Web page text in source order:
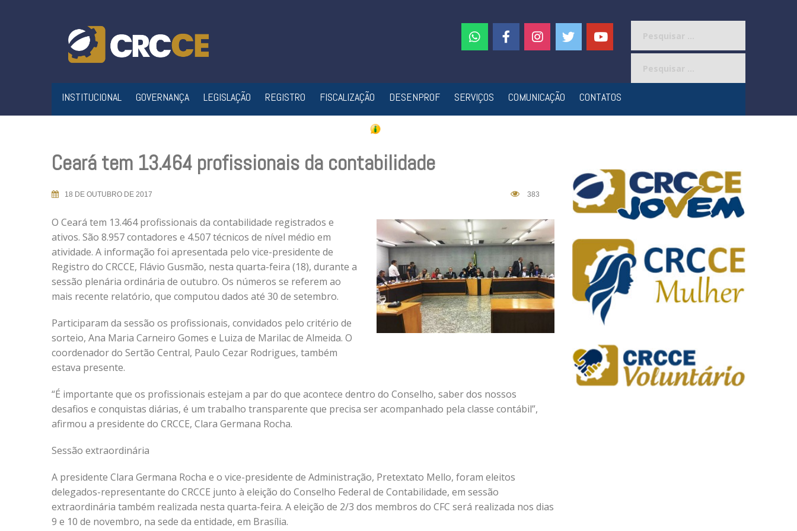
INSTITUCIONAL GOVERNANÇA LEGISLAÇÃO REGISTRO FISCALIZAÇÃO DESENPROF SERVIÇOS COMUNICAÇÃO CONTATOS
Ceará tem 13.464 profissionais da contabilidade
18 DE OUTUBRO DE 2017 383
O Ceará tem 13.464 profissionais da contabilidade registrados e
ativos. São 8.957 contadores e 4.507 técnicos de nível médio em
atividade. A informação foi apresentada pelo vice-presidente de
Registro do CRCCE, Flávio Gusmão, nesta quarta-feira (18), durante a
sessão plenária ordinária de outubro. Os números se referem ao
mais recente relatório, que computou dados até 30 de setembro.
Participaram da sessão os profissionais, convidados pelo critério de
sorteio, Ana Maria Carneiro Gomes e Luiza de Marilac de Almeida. O
coordenador do Sertão Central, Paulo Cezar Rodrigues, também
estava presente.
“É importante que os profissionais estejam a par do que acontece dentro do Conselho, saber dos nossos
desafios e conquistas diárias, é um trabalho transparente que precisa ser acompanhado pela classe contábil”,
afirmou a presidente do CRCCE, Clara Germana Rocha.
Sessão extraordinária
A presidente Clara Germana Rocha e o vice-presidente de Administração, Pretextato Mello, foram eleitos
delegados-representante do CRCCE junto à eleição do Conselho Federal de Contabilidade, em sessão
extraordinária também realizada nesta quarta-feira. A eleição de 2/3 dos membros do CFC será realizada nos dias
9 e 10 de novembro, na sede da entidade, em Brasília.